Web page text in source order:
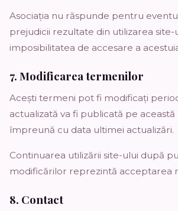
Asociația nu răspunde pentru
prejudicii rezultate din utilizarea site-
imposibilitatea de accesare a
7. Modificarea termenilor
Acești termeni pot fi modificați
actualizată va fi publicată pe această
împreună cu data ultimei actualizări.
Continuarea utilizării site-ului după
modificărilor reprezintă acceptarea
8. Contact